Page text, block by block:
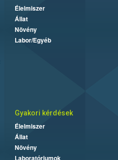
Élelmiszer
Állat
Növény
Labor/Egyéb
Gyakori kérdések
Élelmiszer
Állat
Növény
Laboratóriumok